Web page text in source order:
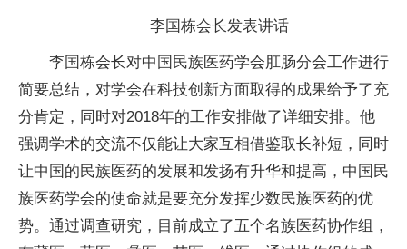
李国栋会长发表讲话
李国栋会长对中国民族医药学会肛肠分会工作进行
简要总结，对学会在科技创新方面取得的成果给予了充
分肯定，同时对2018年的工作安排做了详细安排。他
强调学术的交流不仅能让大家互相借鉴取长补短，同时
让中国的民族医药的发展和发扬有升华和提高，中国民
族医药学会的使命就是要充分发挥少数民族医药的优
势。通过调查研究，目前成立了五个名族医药协作组，